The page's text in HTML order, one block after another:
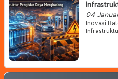
04
Inovasi